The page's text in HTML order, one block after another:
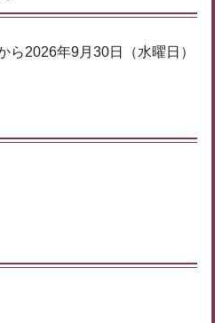
ら2026年9月30日（水曜日）